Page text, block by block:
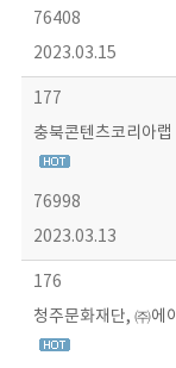
76408
2023.03.15
177
충북콘텐츠코리아
76998
2023.03.13
176
청주문화재단, ㈜에